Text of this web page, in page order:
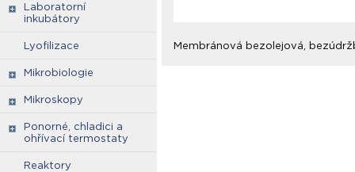
Laboratorní
inkubátory
Lyofilizace
Mikrobiologie
Mikroskopy
Ponorné, chladici a
ohřívací termostaty
Reaktory
Membránová bezolejová,